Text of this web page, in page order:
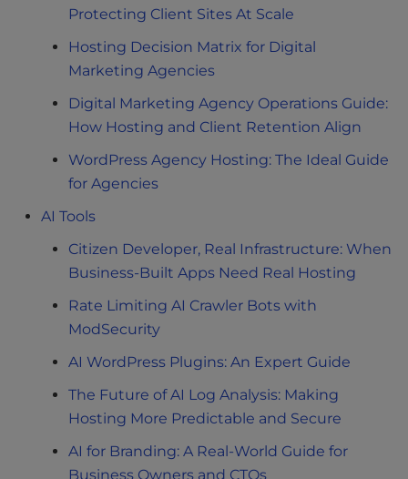
Protecting Client Sites At Scale
Hosting Decision Matrix for Digital
Marketing Agencies
Digital Marketing Agency Operations Guide:
How Hosting and Client Retention Align
WordPress Agency Hosting: The Ideal Guide
for Agencies
AI Tools
Citizen Developer, Real Infrastructure: When
Business-Built Apps Need Real Hosting
Rate Limiting AI Crawler Bots with
ModSecurity
AI WordPress Plugins: An Expert Guide
The Future of AI Log Analysis: Making
Hosting More Predictable and Secure
AI for Branding: A Real-World Guide for
Business Owners and CTOs